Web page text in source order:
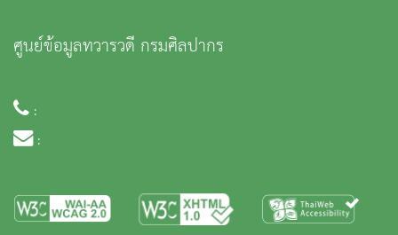
ศูนย์ข้อมูลทวารวดี กรมศิลปากร
:
: